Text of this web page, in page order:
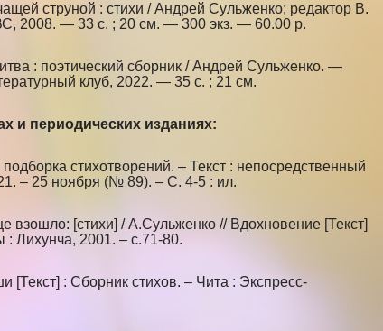
струной : стихи / Андрей Сульженко; редактор В.
2008. — 33 с. ; 20 см. — 300 экз. — 60.00 р.
: поэтический сборник / Андрей Сульженко. —
клуб, 2022. — 35 с. ; 21 см.
и периодических изданиях:
стихотворений. – Текст : непосредственный
– 25 ноября (№ 89). – С. 4-5 : ил.
взошло: [стихи] / А.Сульженко // Вдохновение [Текст]
: Лихунча, 2001. – с.71-80.
: Сборник стихов. – Чита : Экспресс-